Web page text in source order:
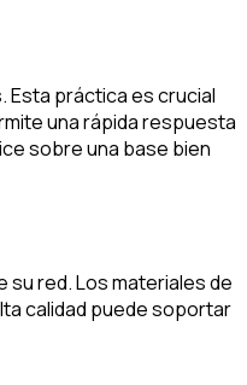
Esta práctica es crucial
una rápida respuesta
sobre una base bien
red. Los materiales de
calidad puede soportar